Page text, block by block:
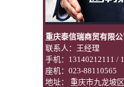
重庆泰信瑞商贸有限公
联系人：王经理
手机：13140212111 /
座机：023-88110565
地址： 重庆市九龙坡